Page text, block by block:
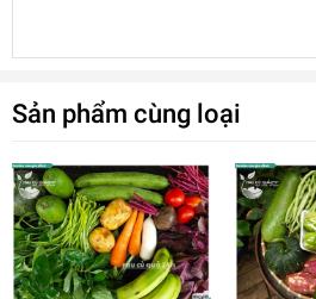
Sản phẩm cùng loại